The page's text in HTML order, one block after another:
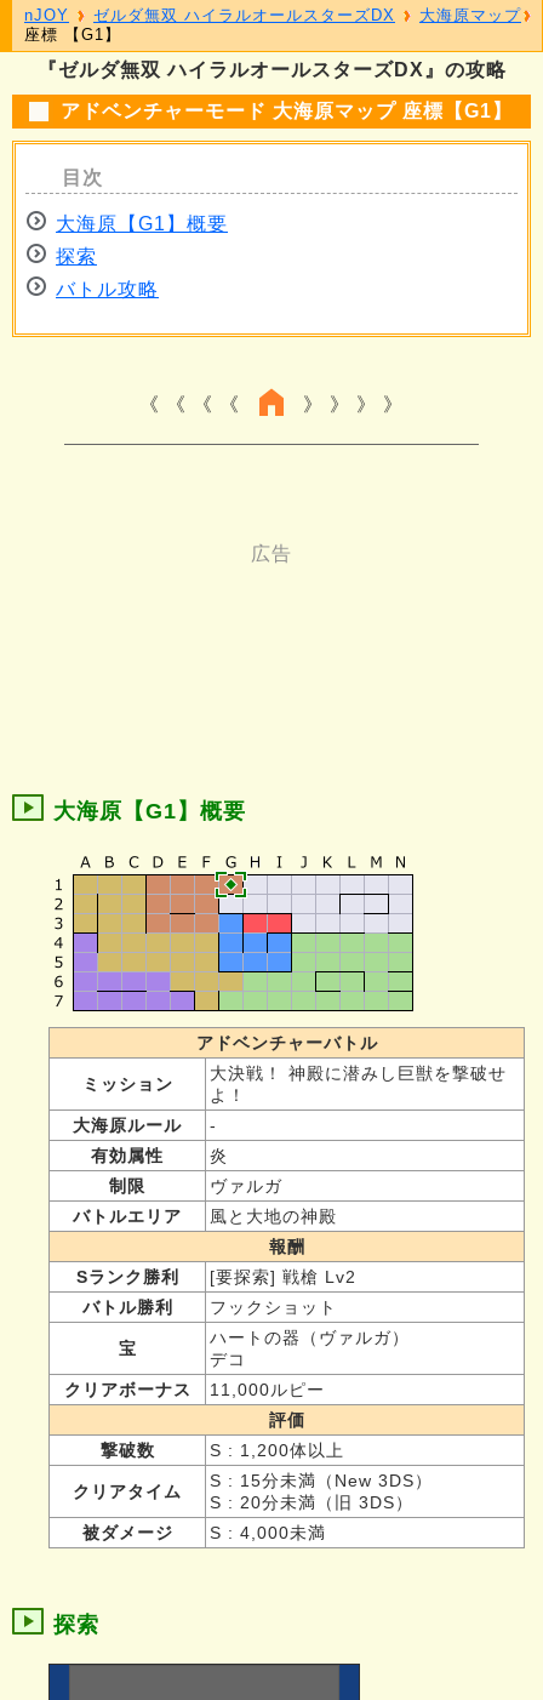
『ゼルダ無双 ハイラルオールスターズDX』の攻略
アドベンチャーモード 大海原マップ 座標【G1】
大海原【G1】概要
探索
バトル攻略
《 《 《 》 》 》
大海原【G1】概要
アドベンチャーバトル
ミッション
大決戦！ 神殿に潜みし巨獣を撃破せ
よ！
大海原ルール
-
有効属性
炎
制限
ヴァルガ
バトルエリア
風と大地の神殿
報酬
Sランク勝利
[要探索] 戦槍 Lv2
バトル勝利
フックショット
宝
ハートの器（ヴァルガ）
デコ
クリアボーナス
11,000ルピー
評価
撃破数
S : 1,200体以上
クリアタイム
S : 15分未満（New 3DS）
S : 20分未満（旧 3DS）
被ダメージ
S : 4,000未満
探索
nJOY ゼルダ無双 ハイラルオールスターズDX
大海原マップ
座標 【G1】